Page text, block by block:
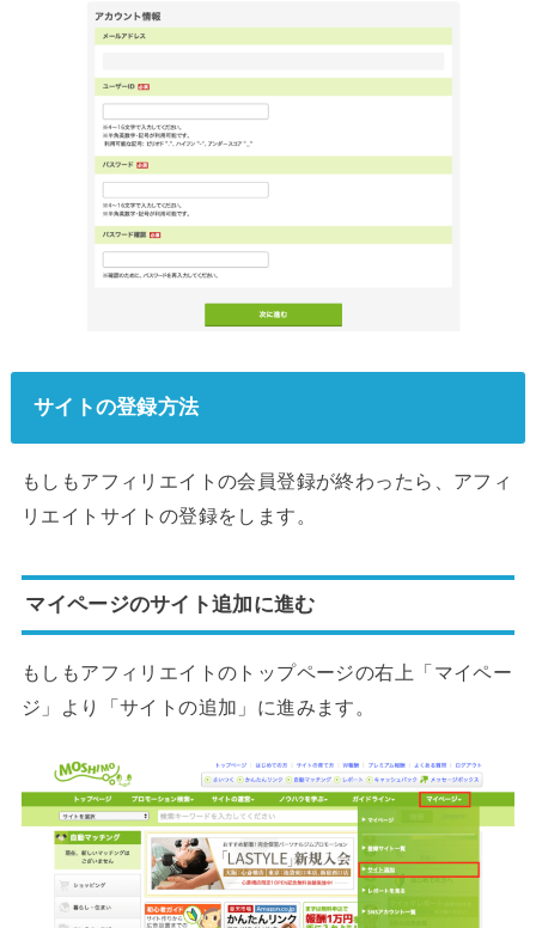
サイトの登録方法
もしもアフィリエイトの会員登録が終わったら、アフィ
リエイトサイトの登録をします。
マイページのサイト追加に進む
もしもアフィリエイトのトップページの右上「マイペー
ジ」より「サイトの追加」に進みます。